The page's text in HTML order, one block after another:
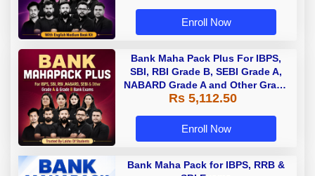
Enroll Now
Bank Maha Pack Plus For IBPS,
SBI, RBI Grade B, SEBI Grade A,
NABARD Grade A and Other Grade
A & Grade B Bank Exams
Rs 5,112.50
Enroll Now
Bank Maha Pack for IBPS, RRB &